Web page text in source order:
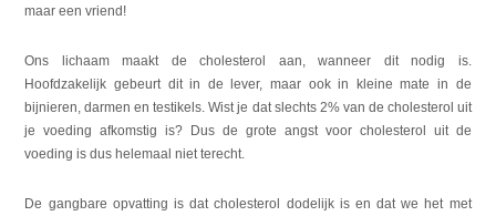
maar een vriend!
Ons lichaam maakt de cholesterol aan, wanneer dit nodig is.
Hoofdzakelijk gebeurt dit in de lever, maar ook in kleine mate in de
bijnieren, darmen en testikels. Wist je dat slechts 2% van de cholesterol uit
je voeding afkomstig is? Dus de grote angst voor cholesterol uit de
voeding is dus helemaal niet terecht.
De gangbare opvatting is dat cholesterol dodelijk is en dat we het met